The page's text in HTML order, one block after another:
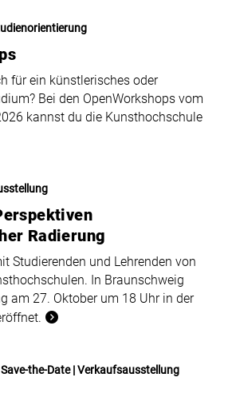
für ein künstlerisches oder
Bei den OpenWorkshops vom
kannst du die Kunsthochschule
Radierung
Studierenden und Lehrenden von
In Braunschweig
am 27. Oktober um 18 Uhr in der
Save-the-Date | Verkaufsausstellung